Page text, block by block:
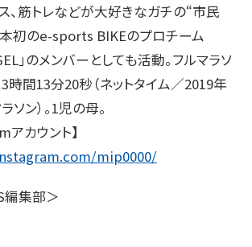
、筋トレなどが大好きなガチの“市民
本初のe-sports BIKEのプロチーム
」のメンバーとしても活動。フルマラソ
時間13分20秒（ネットタイム／2019年
ン）。1児の母。
カウント】
mip0000/
編集部＞